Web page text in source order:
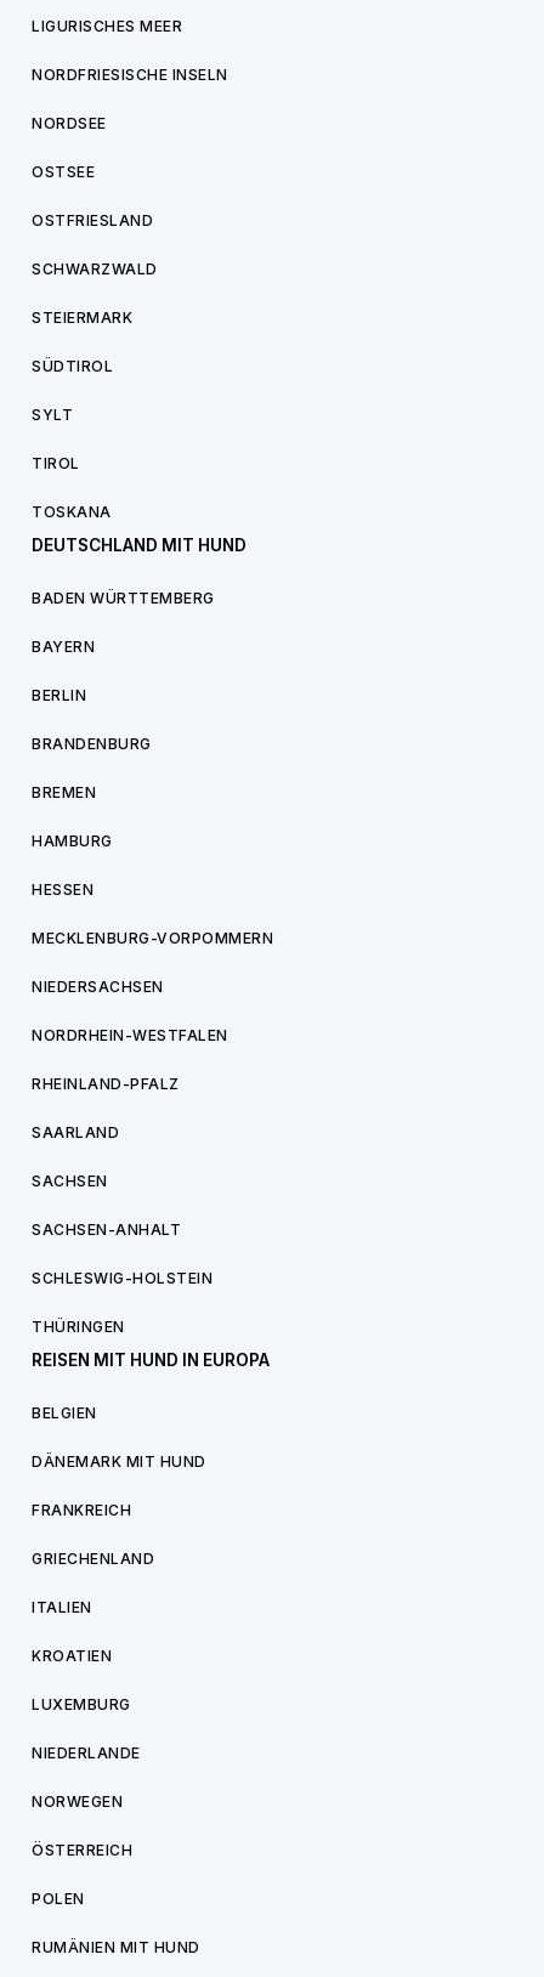
LIGURISCHES MEER
NORDFRIESISCHE INSELN
NORDSEE
OSTSEE
OSTFRIESLAND
SCHWARZWALD
STEIERMARK
SÜDTIROL
SYLT
TIROL
TOSKANA
DEUTSCHLAND MIT HUND
BADEN WÜRTTEMBERG
BAYERN
BERLIN
BRANDENBURG
BREMEN
HAMBURG
HESSEN
MECKLENBURG-VORPOMMERN
NIEDERSACHSEN
NORDRHEIN-WESTFALEN
RHEINLAND-PFALZ
SAARLAND
SACHSEN
SACHSEN-ANHALT
SCHLESWIG-HOLSTEIN
THÜRINGEN
REISEN MIT HUND IN EUROPA
BELGIEN
DÄNEMARK MIT HUND
FRANKREICH
GRIECHENLAND
ITALIEN
KROATIEN
LUXEMBURG
NIEDERLANDE
NORWEGEN
ÖSTERREICH
POLEN
RUMÄNIEN MIT HUND